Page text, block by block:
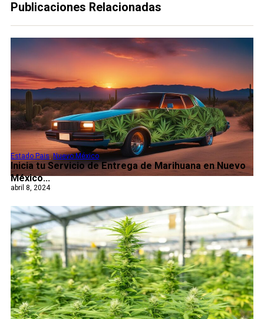
Publicaciones Relacionadas
Inicia tu Servicio de Entrega de Marihuana en Nuevo
México...
Estado Pais,Nuevo México
abril 8, 2024